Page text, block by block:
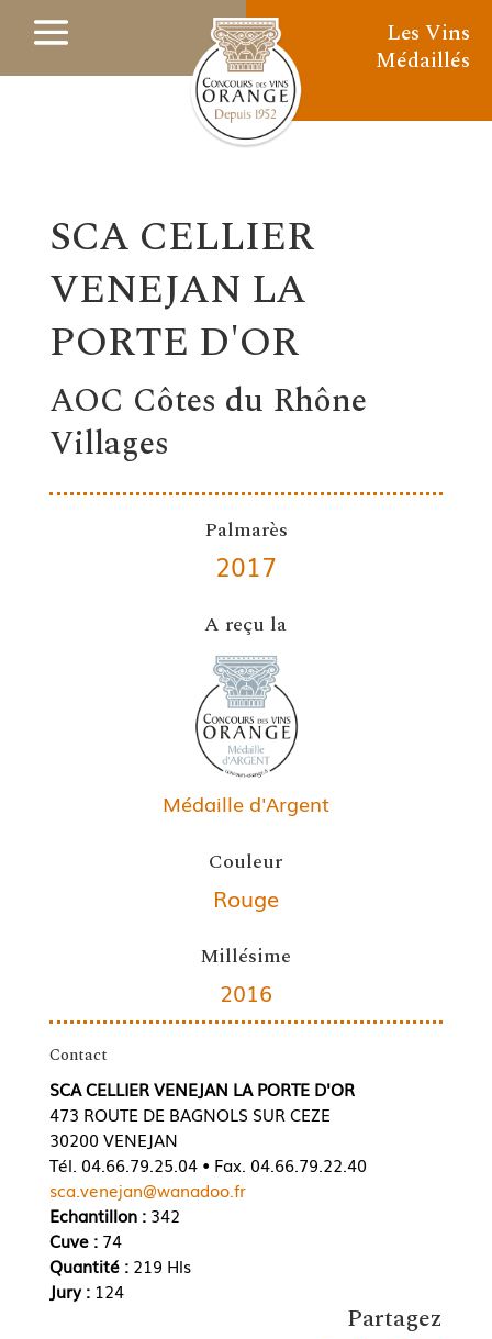
Les Vins
Médaillés
SCA CELLIER
VENEJAN LA
PORTE D'OR
AOC Côtes du Rhône
Villages
Palmarès
2017
A reçu la
Médaille d'Argent
Couleur
Rouge
Millésime
2016
Contact
SCA CELLIER VENEJAN LA PORTE D'OR
473 ROUTE DE BAGNOLS SUR CEZE
30200 VENEJAN
Tél. 04.66.79.25.04 • Fax. 04.66.79.22.40
sca.venejan@wanadoo.fr
Echantillon :342
Cuve : 74
Quantité : 219 Hls
Jury : 124
Partagez